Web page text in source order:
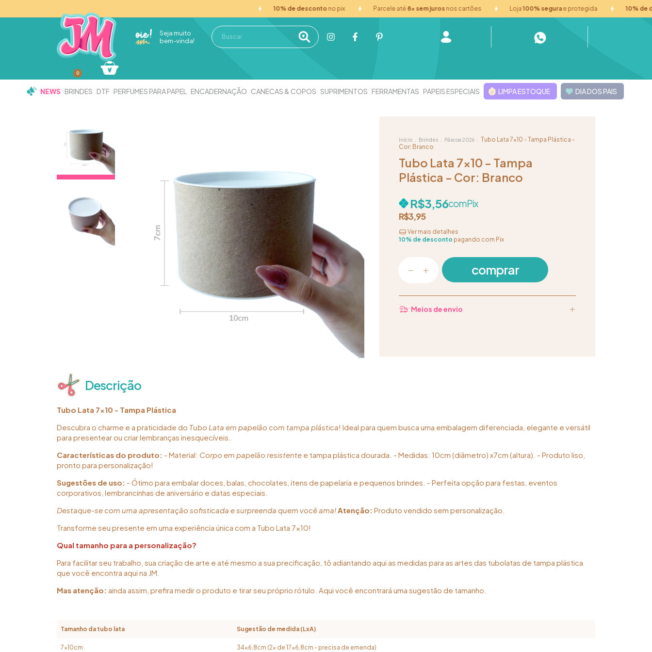
10% de descontono pix Parcele até8x sem jurosnos cartões Loja 100% segurae protegida 10% de
Seja muito
bem-vinda!
0
NEWS BRINDES DTF PERFUMES PARA PAPEL ENCADERNAÇÃO CANECAS & COPOS SUPRIMENTOS FERRAMENTAS PAPEIS ESPECIAIS LIMPA ESTOQUE DIA DOS PAIS
Início Brindes Páscoa 2026
Tubo Lata 7x10 - Tampa Plástica -
Cor: Branco
Tubo Lata 7x10 - Tampa
Plástica - Cor: Branco
R$3,95
R$3,56comPix
10% de desconto pagando com Pix
Ver mais detalhes
Meios de envio
Descrição
Tubo Lata 7x10 - Tampa Plástica
Descubra o charme e a praticidade do Tubo Lata em papelão com tampa plástica! Ideal para quem busca uma embalagem diferenciada, elegante e versátil
para presentear ou criar lembranças inesquecíveis.
Características do produto: - Material: Corpo em papelão resistente e tampa plástica dourada. - Medidas: 10cm (diâmetro) x7cm (altura). - Produto liso,
pronto para personalização!
Sugestões de uso: - Ótimo para embalar doces, balas, chocolates, itens de papelaria e pequenos brindes. - Perfeita opção para festas, eventos
corporativos, lembrancinhas de aniversário e datas especiais.
Destaque-se com uma apresentação sofisticada e surpreenda quem você ama!Atenção: Produto vendido sem personalização.
Transforme seu presente em uma experiência única com a Tubo Lata 7x10!
Qual tamanho para a personalização?
Para facilitar seu trabalho, sua criação de arte e até mesmo a sua precificação, tô adiantando aqui as medidas para as artes das tubolatas de tampa plástica
que você encontra aqui na JM.
Mas atenção: ainda assim, prefira medir o produto e tirar seu próprio rótulo. Aqui você encontrará uma sugestão de tamanho.
Tamanho da tubo lata Sugestão de medida (LxA)
7x10cm 34x6,8cm (2x de 17x6,8cm - precisa de emenda)